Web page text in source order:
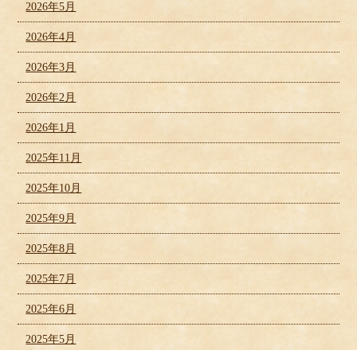
2026年5月
2026年4月
2026年3月
2026年2月
2026年1月
2025年11月
2025年10月
2025年9月
2025年8月
2025年7月
2025年6月
2025年5月